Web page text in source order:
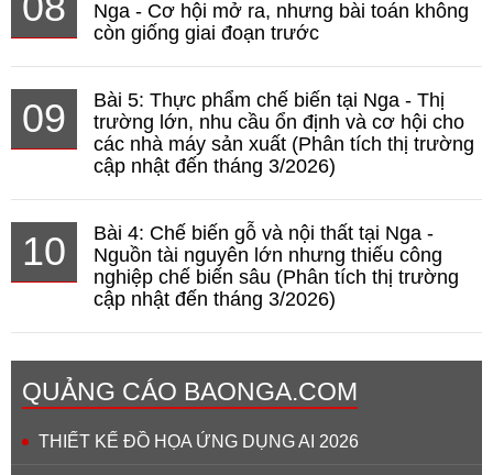
Nga - Cơ hội mở ra, nhưng bài toán không
còn giống giai đoạn trước
09
Bài 5: Thực phẩm chế biến tại Nga - Thị
trường lớn, nhu cầu ổn định và cơ hội cho
các nhà máy sản xuất (Phân tích thị trường
cập nhật đến tháng 3/2026)
10
Bài 4: Chế biến gỗ và nội thất tại Nga -
Nguồn tài nguyên lớn nhưng thiếu công
nghiệp chế biến sâu (Phân tích thị trường
cập nhật đến tháng 3/2026)
QUẢNG CÁO BAONGA.COM
THIẾT KẾ ĐỒ HỌA ỨNG DỤNG AI 2026